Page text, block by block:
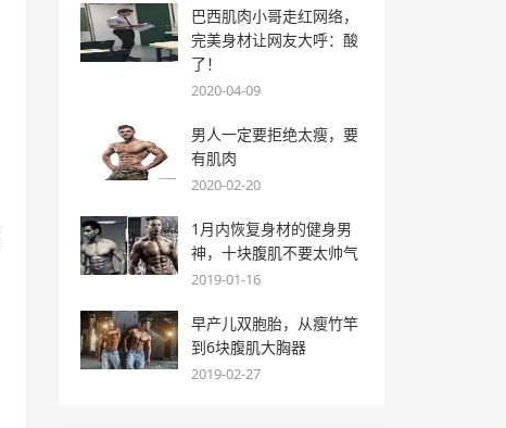
巴西肌肉小哥走红网络，
完美身材让网友大呼：酸
了！
2020-04-09
男人一定要拒绝太瘦，要
有肌肉
2020-02-20
1月内恢复身材的健身男
神，十块腹肌不要太帅气
2019-01-16
早产儿双胞胎，从瘦竹竿
到6块腹肌大胸器
2019-02-27